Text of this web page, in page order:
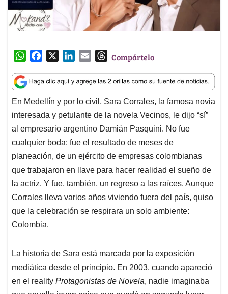
W
a
t
s
A
p
p
c
e
b
o
o
k
n
k
e
d
I
n
a
i
l
T
r
e
a
d
s
Compártelo
En Medellín y por lo civil, Sara Corrales, la famosa novia
interesada y petulante de la novela Vecinos, le dijo “sí”
al empresario argentino Damián Pasquini. No fue
cualquier boda: fue el resultado de meses de
planeación, de un ejército de empresas colombianas
que trabajaron en llave para hacer realidad el sueño de
la actriz. Y fue, también, un regreso a las raíces. Aunque
Corrales lleva varios años viviendo fuera del país, quiso
que la celebración se respirara un solo ambiente:
Colombia.
La historia de Sara está marcada por la exposición
mediática desde el principio. En 2003, cuando apareció
en el reality Protagonistas de Novela, nadie imaginaba